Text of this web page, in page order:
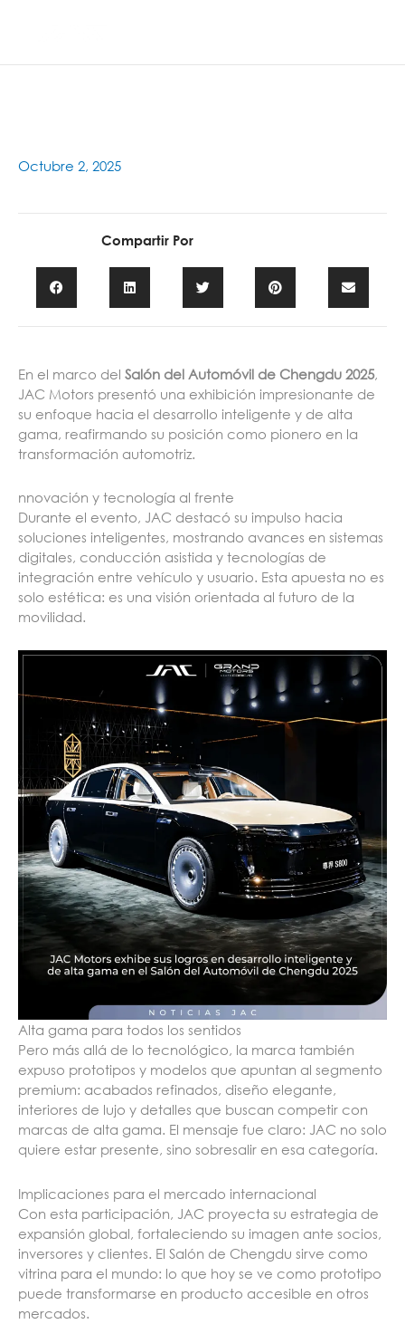
Octubre 2, 2025
Compartir Por
En el marco del Salón del Automóvil de Chengdu 2025,
JAC Motors presentó una exhibición impresionante de
su enfoque hacia el desarrollo inteligente y de alta
gama, reafirmando su posición como pionero en la
transformación automotriz.
nnovación y tecnología al frente
Durante el evento, JAC destacó su impulso hacia
soluciones inteligentes, mostrando avances en sistemas
digitales, conducción asistida y tecnologías de
integración entre vehículo y usuario. Esta apuesta no es
solo estética: es una visión orientada al futuro de la
movilidad.
Alta gama para todos los sentidos
Pero más allá de lo tecnológico, la marca también
expuso prototipos y modelos que apuntan al segmento
premium: acabados refinados, diseño elegante,
interiores de lujo y detalles que buscan competir con
marcas de alta gama. El mensaje fue claro: JAC no solo
quiere estar presente, sino sobresalir en esa categoría.
Implicaciones para el mercado internacional
Con esta participación, JAC proyecta su estrategia de
expansión global, fortaleciendo su imagen ante socios,
inversores y clientes. El Salón de Chengdu sirve como
vitrina para el mundo: lo que hoy se ve como prototipo
puede transformarse en producto accesible en otros
mercados.